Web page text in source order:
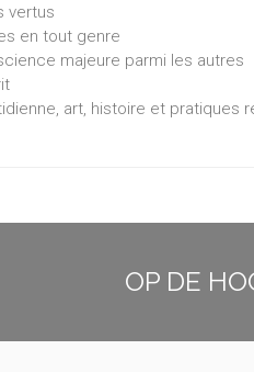
vertus
en tout genre
majeure parmi les autres
art, histoire et pratiques
OP DE